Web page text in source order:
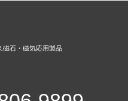
磁石・磁気応用製品